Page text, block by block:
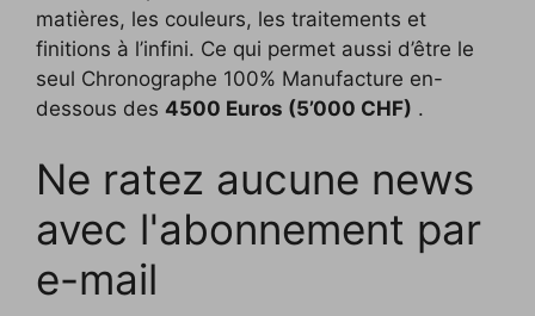
matières, les couleurs, les traitements et
finitions à l’infini. Ce qui permet aussi d’être le
seul Chronographe 100% Manufacture en-
dessous des 4500 Euros (5’000 CHF) .
Ne ratez aucune news
avec l'abonnement par
e-mail